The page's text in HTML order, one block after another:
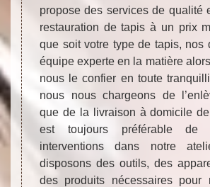
propose des services de qualité
restauration de tapis à un prix
que soit votre type de tapis, nos
équipe experte en la matière
nous le confier en toute
nous nous chargeons de
que de la livraison à domicile de
est toujours préférable de
interventions dans notre
disposons des outils, des
des produits nécessaires pour